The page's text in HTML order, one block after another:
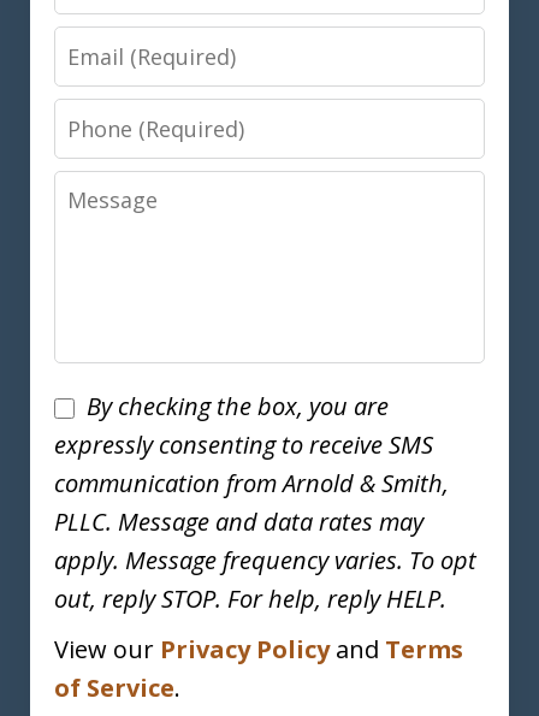
Email
Phone
Message
Disclaimer
By checking the box, you are
expressly consenting to receive SMS
communication from Arnold & Smith,
PLLC. Message and data rates may
apply. Message frequency varies. To opt
out, reply STOP. For help, reply HELP.
View our Privacy Policyand Terms
of Service.